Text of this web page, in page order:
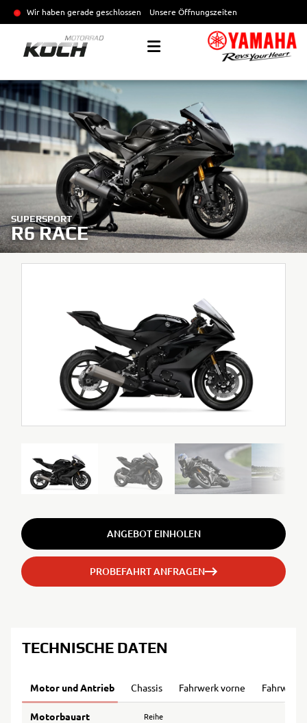
Wir haben gerade geschlossen Unsere Öffnungszeiten
SUPERSPORT
R6 RACE
ANGEBOT EINHOLEN
PROBEFAHRT ANFRAGEN
TECHNISCHE DATEN
Motor und Antrieb Chassis Fahrwerk vorne Fahrwerk
Motorbauart Reihe